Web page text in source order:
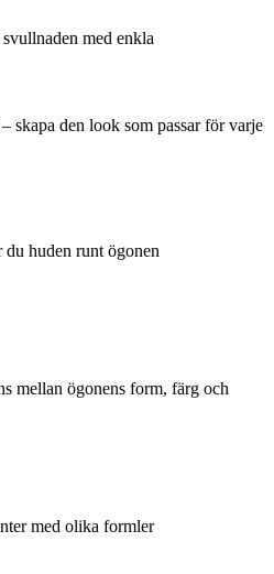
med enkla
skapa den look som passar för varje
huden runt ögonen
mellan ögonens form, färg och
med olika formler